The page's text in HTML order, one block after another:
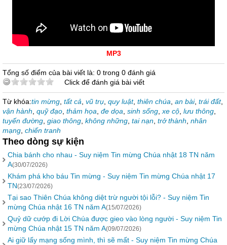
MP3
Tổng số điểm của bài viết là: 0 trong 0 đánh giá
Click để đánh giá bài viết
Từ khóa:tin mừng tất cả vũ trụ quy luật, thiên chúa an bài, trái đất,
vận hành quỹ đạo thảm họa đe dọa sinh sống xe cộ lưu thông
tuyến đường giao thông không những tai nạn trở thành nhân
mạng chiến tranh
Theo dòng sự kiện
Chia bánh cho nhau - Suy niệm Tin mừng Chúa nhật 18 TN năm
A(30/07/2026)
Khám phá kho báu Tin mừng - Suy niệm Tin mừng Chúa nhật 17
TN(23/07/2026)
Tại sao Thiên Chúa không diệt trừ người tội lỗi? - Suy niệm Tin
mừng Chúa nhật 16 TN năm A(15/07/2026)
Quỷ dữ cướp đi Lời Chúa được gieo vào lòng người - Suy niệm Tin
mừng Chúa nhật 15 TN năm A(09/07/2026)
Ai giữ lấy mạng sống mình, thì sẽ mất - Suy niệm Tin mừng Chúa